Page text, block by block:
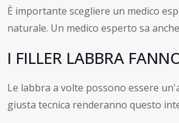
È importante scegliere un medico
naturale. Un medico esperto sa
I FILLER LABBRA
Le labbra a volte possono essere
giusta tecnica renderanno questo